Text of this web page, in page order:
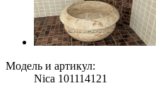
Модель и артикул:
Nica 101114121